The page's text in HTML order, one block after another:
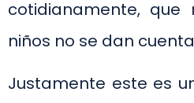
cotidianamente, que
niños no se dan
Justamente este es